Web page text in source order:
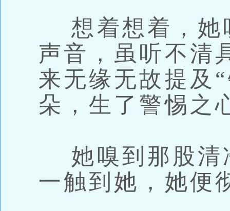
想着想着，她
声音，虽听不清
来无缘无故提及
朵，生了警惕之
她嗅到那股清
一触到她，她便